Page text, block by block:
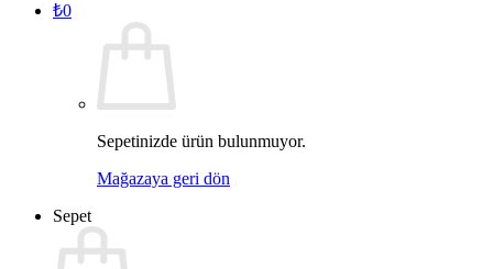
₺0
Sepetinizde ürün bulunmuyor.
Mağazaya geri dön
Sepet